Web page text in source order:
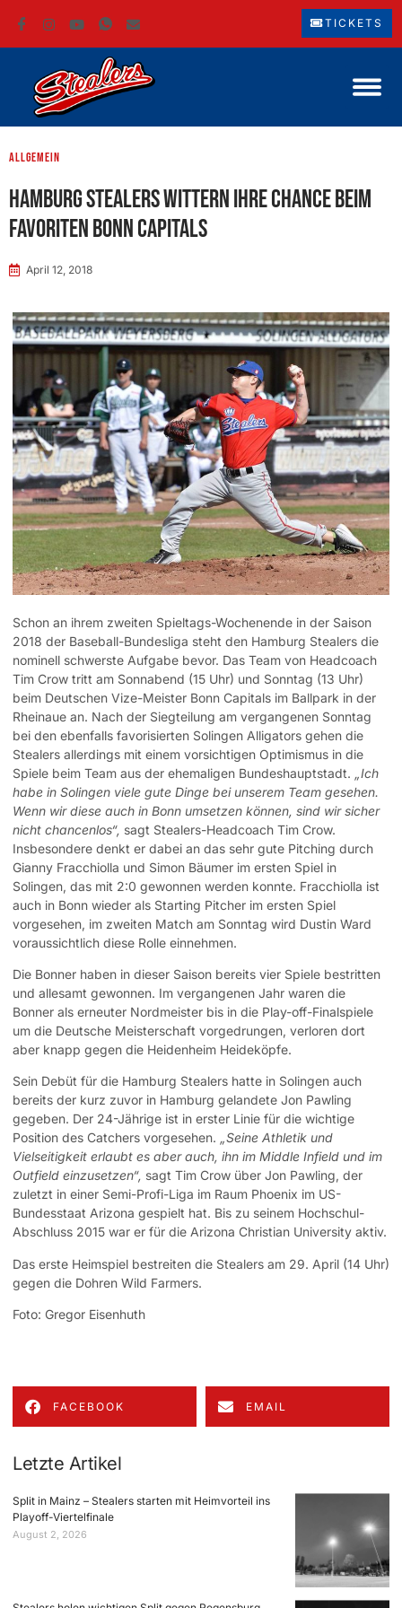
TICKETS
Allgemein
Hamburg Stealers wittern ihre Chance beim
Favoriten Bonn Capitals
April 12, 2018
Schon an ihrem zweiten Spieltags-Wochenende in der Saison
2018 der Baseball-Bundesliga steht den Hamburg Stealers die
nominell schwerste Aufgabe bevor. Das Team von Headcoach
Tim Crow tritt am Sonnabend (15 Uhr) und Sonntag (13 Uhr)
beim Deutschen Vize-Meister Bonn Capitals im Ballpark in der
Rheinaue an. Nach der Siegteilung am vergangenen Sonntag
bei den ebenfalls favorisierten Solingen Alligators gehen die
Stealers allerdings mit einem vorsichtigen Optimismus in die
Spiele beim Team aus der ehemaligen Bundeshauptstadt. „Ich
habe in Solingen viele gute Dinge bei unserem Team gesehen.
Wenn wir diese auch in Bonn umsetzen können, sind wir sicher
nicht chancenlos“, sagt Stealers-Headcoach Tim Crow.
Insbesondere denkt er dabei an das sehr gute Pitching durch
Gianny Fracchiolla und Simon Bäumer im ersten Spiel in
Solingen, das mit 2:0 gewonnen werden konnte. Fracchiolla ist
auch in Bonn wieder als Starting Pitcher im ersten Spiel
vorgesehen, im zweiten Match am Sonntag wird Dustin Ward
voraussichtlich diese Rolle einnehmen.
Die Bonner haben in dieser Saison bereits vier Spiele bestritten
und allesamt gewonnen. Im vergangenen Jahr waren die
Bonner als erneuter Nordmeister bis in die Play-off-Finalspiele
um die Deutsche Meisterschaft vorgedrungen, verloren dort
aber knapp gegen die Heidenheim Heideköpfe.
Sein Debüt für die Hamburg Stealers hatte in Solingen auch
bereits der kurz zuvor in Hamburg gelandete Jon Pawling
gegeben. Der 24-Jährige ist in erster Linie für die wichtige
Position des Catchers vorgesehen. „Seine Athletik und
Vielseitigkeit erlaubt es aber auch, ihn im Middle Infield und im
Outfield einzusetzen“, sagt Tim Crow über Jon Pawling, der
zuletzt in einer Semi-Profi-Liga im Raum Phoenix im US-
Bundesstaat Arizona gespielt hat. Bis zu seinem Hochschul-
Abschluss 2015 war er für die Arizona Christian University aktiv.
Das erste Heimspiel bestreiten die Stealers am 29. April (14 Uhr)
gegen die Dohren Wild Farmers.
Foto: Gregor Eisenhuth
FACEBOOK EMAIL
Letzte Artikel
Split in Mainz – Stealers starten mit Heimvorteil ins
Playoff-Viertelfinale
August 2, 2026